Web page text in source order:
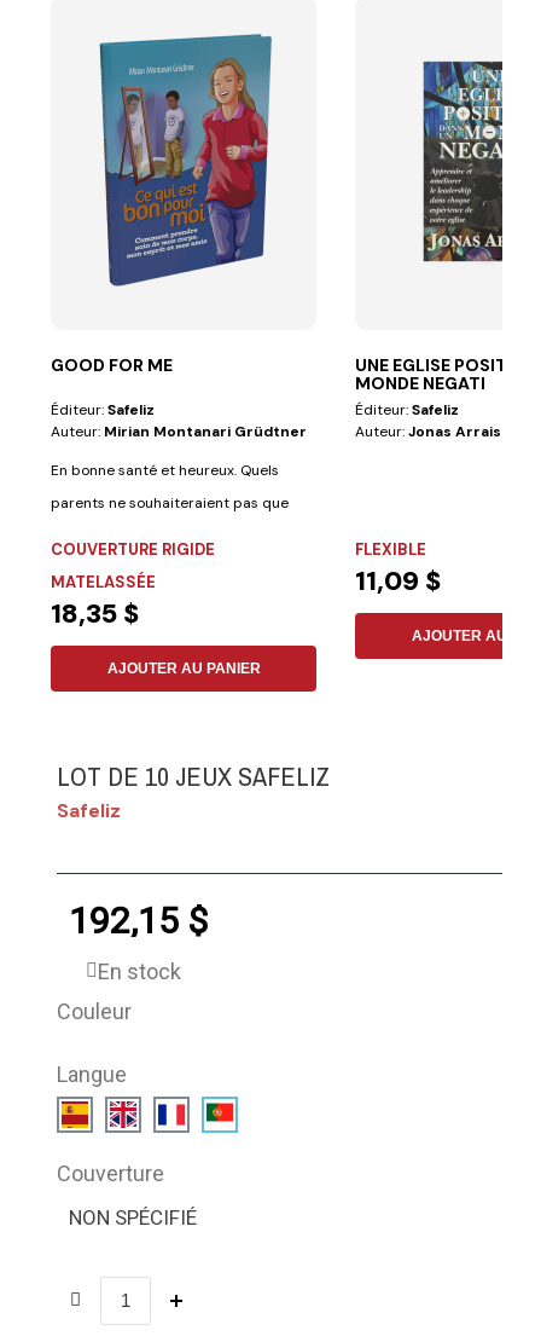
GOOD FOR ME
Éditeur:Safeliz
Auteur: Mirian Montanari Grüdtner
En bonne santé et heureux. Quels
parents ne souhaiteraient pas que
COUVERTURE RIGIDE
MATELASSÉE
18,35 $
AJOUTER AU PANIER
UNE EGLISE POSITIVE
MONDE NEGATI
Éditeur:Safeliz
Auteur:Jonas Arrais
FLEXIBLE
11,09 $
AJOUTER AU
LOT DE 10 JEUX SAFELIZ
Safeliz
192,15 $
En stock
Couleur
Langue
Couverture
NON SPÉCIFIÉ